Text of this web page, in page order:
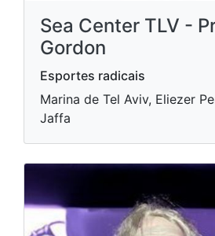
Sea Center TLV -
Gordon
Esportes radicais
Marina de Tel Aviv, Eliezer
Jaffa